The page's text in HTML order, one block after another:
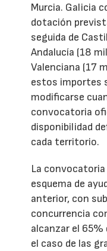
Murcia. Galicia
dotación
seguida de
Andalucía (18
Valenciana (17
estos importes
modificarse
convocatoria
disponibilidad
cada territorio.
La
esquema de
anterior, con
concurrencia
alcanzar el 65%
el caso de las